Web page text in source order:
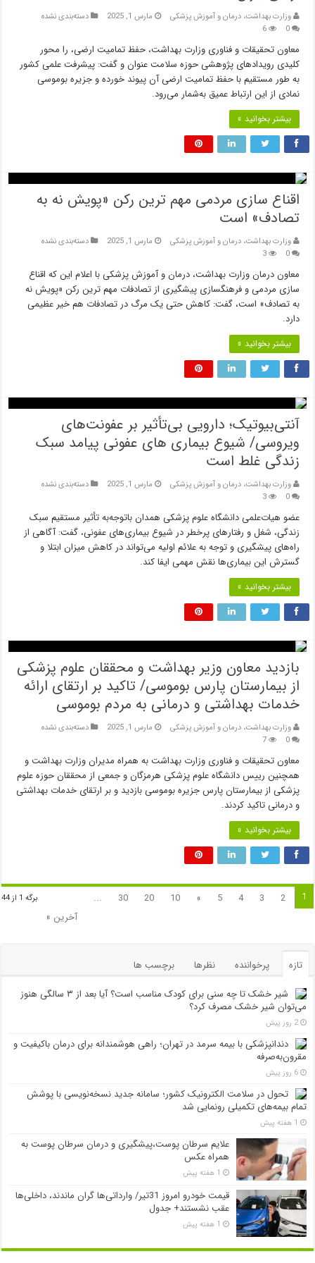
وزارت بهداشت، درمان و آموزش پزشکی مارس 1, 2025
دسته‌بندی نشده
0
6
معاون تحقیقات و فناوری وزارت بهداشت، حفظ تمامیت ارضی، را محور
کلیدی رویدادهای پژوهشی حوزه سلامت عنوان و گفت: پیشرفت علمی کشور
به طور مستقیم با حفظ تمامیت ارضی آن پیوند خورده و جزیره بوموسی
نمادی از این ارتباط عمیق به‌شمار می‌رود.
بیشتر بخوانید »
اقناع سازی مردمی مهم ترین رکن «پویش نه به
تصادف» است
وزارت بهداشت، درمان و آموزش پزشکی مارس 1, 2025
دسته‌بندی نشده
0
3
معاون درمان وزارت بهداشت، درمان و آموزش پزشکی با اعلام این که اقناع
سازی مردمی و فرهنگسازی پیشگیری از تصادفات مهم ترین رکن «پویش نه
به تصادف» است، گفت: کاهش حتی یک مرگ در تصادفات هم خیر عظیمی
دارد.
بیشتر بخوانید »
آنتی‌بیوتیک؛ دارویی بی‌تأثیر بر عفونت‌های
ویروسی/ شیوع بیماری های عفونی پیامد سبک
زندگی غلط است
وزارت بهداشت، درمان و آموزش پزشکی مارس 1, 2025
دسته‌بندی نشده
0
3
عضو هیات‌علمی دانشگاه علوم پزشکی همدان باتوجه‌به تأثیر مستقیم سبک
زندگی، شغل و رفتارهای پرخطر در شیوع بیماری‌های عفونی، گفت: آگاهی از
راه‌های پیشگیری و توجه به علائم اولیه می‌تواند در کاهش میزان ابتلا و
گسترش این بیماری‌ها نقش مهمی ایفا کند.
بیشتر بخوانید »
بازدید معاون وزیر بهداشت و محققان علوم پزشکی
از بیمارستان پارس بوموسی/ تاکید بر ارتقای ارائه
خدمات بهداشتی و درمانی به مردم بوموسی
وزارت بهداشت، درمان و آموزش پزشکی مارس 1, 2025
دسته‌بندی نشده
0
7
معاون تحقیقات و فناوری وزارت بهداشت به همراه مدیران وزارت بهداشت و
همچنین رییس دانشگاه علوم پزشکی هرمزگان و جمعی از محققان حوزه علوم
پزشکی از بیمارستان پارس جزیره بوموسی بازدید و بر ارتقای خدمات بهداشتی
و درمانی تاکید کردند.
بیشتر بخوانید »
برگه 1 از 44 1
2
3
4
5
»
10
20
30
...
آخرین »
تازه پرخواننده نظرها
برچسب ها
شیر خشک تا چه سنی برای کودک مناسب است؟ آیا بعد از ۳ سالگی هنوز
می‌توان شیر خشک مصرف کرد؟
2 روز پیش
دندانپزشکی با بیمه سرمد در تهران؛ راهی هوشمندانه برای درمان باکیفیت و
مقرون‌به‌صرفه
6 روز پیش
تحول در سلامت الکترونیک کشور؛ سامانه جدید نسخه‌نویسی با پوشش
تمام بیمه‌های تکمیلی رونمایی شد
1 هفته پیش
علایم سرطان پوست،پیشگیری و درمان سرطان پوست به
همراه عکس
1 هفته پیش
قیمت خودرو امروز 31تیر/ وارداتی‌ها گران ماندند، داخلی‌ها
عقب نشستند+ جدول
1 هفته پیش